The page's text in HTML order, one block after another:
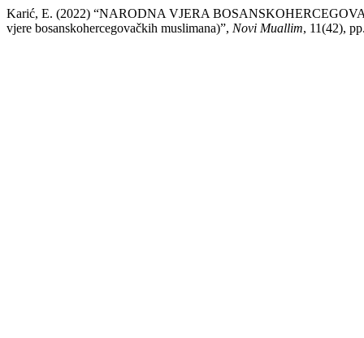
Karić, E. (2022) “NARODNA VJERA
vjere bosanskohercegovačkih muslimana)”, Novi Muallim, 11(42),